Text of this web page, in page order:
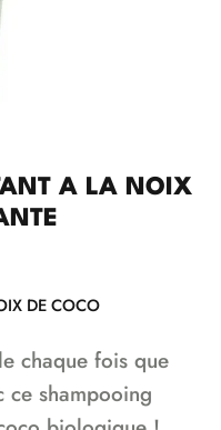
A LA NOIX
DE COCO
chaque fois que
ce shampooing